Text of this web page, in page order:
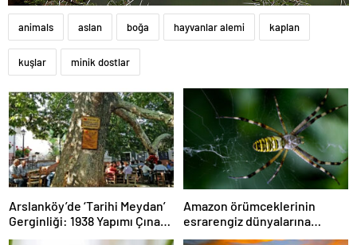
animals aslan boğa hayvanlar alemi kaplan
kuşlar minik dostlar
Arslanköy’de ‘Tarihi Meydan’
Gerginliği: 1938 Yapımı Çınarlı
Kahve Otopark mı Oluyor?
Amazon örümceklerinin
esrarengiz dünyalarına
gitmeye hazır olun.